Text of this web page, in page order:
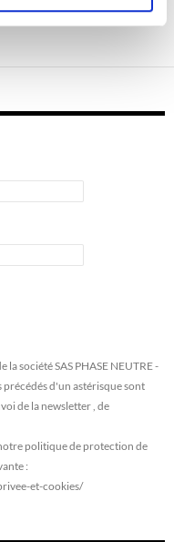
la société SAS PHASE NEUTRE -
d'un astérisque sont
de la newsletter , de
politique de protection de
:
et-cookies/